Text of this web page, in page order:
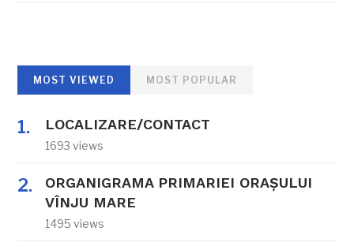
MOST VIEWED MOST POPULAR
LOCALIZARE/CONTACT
1693 views
ORGANIGRAMA PRIMARIEI ORAŞULUI
VÎNJU MARE
1495 views